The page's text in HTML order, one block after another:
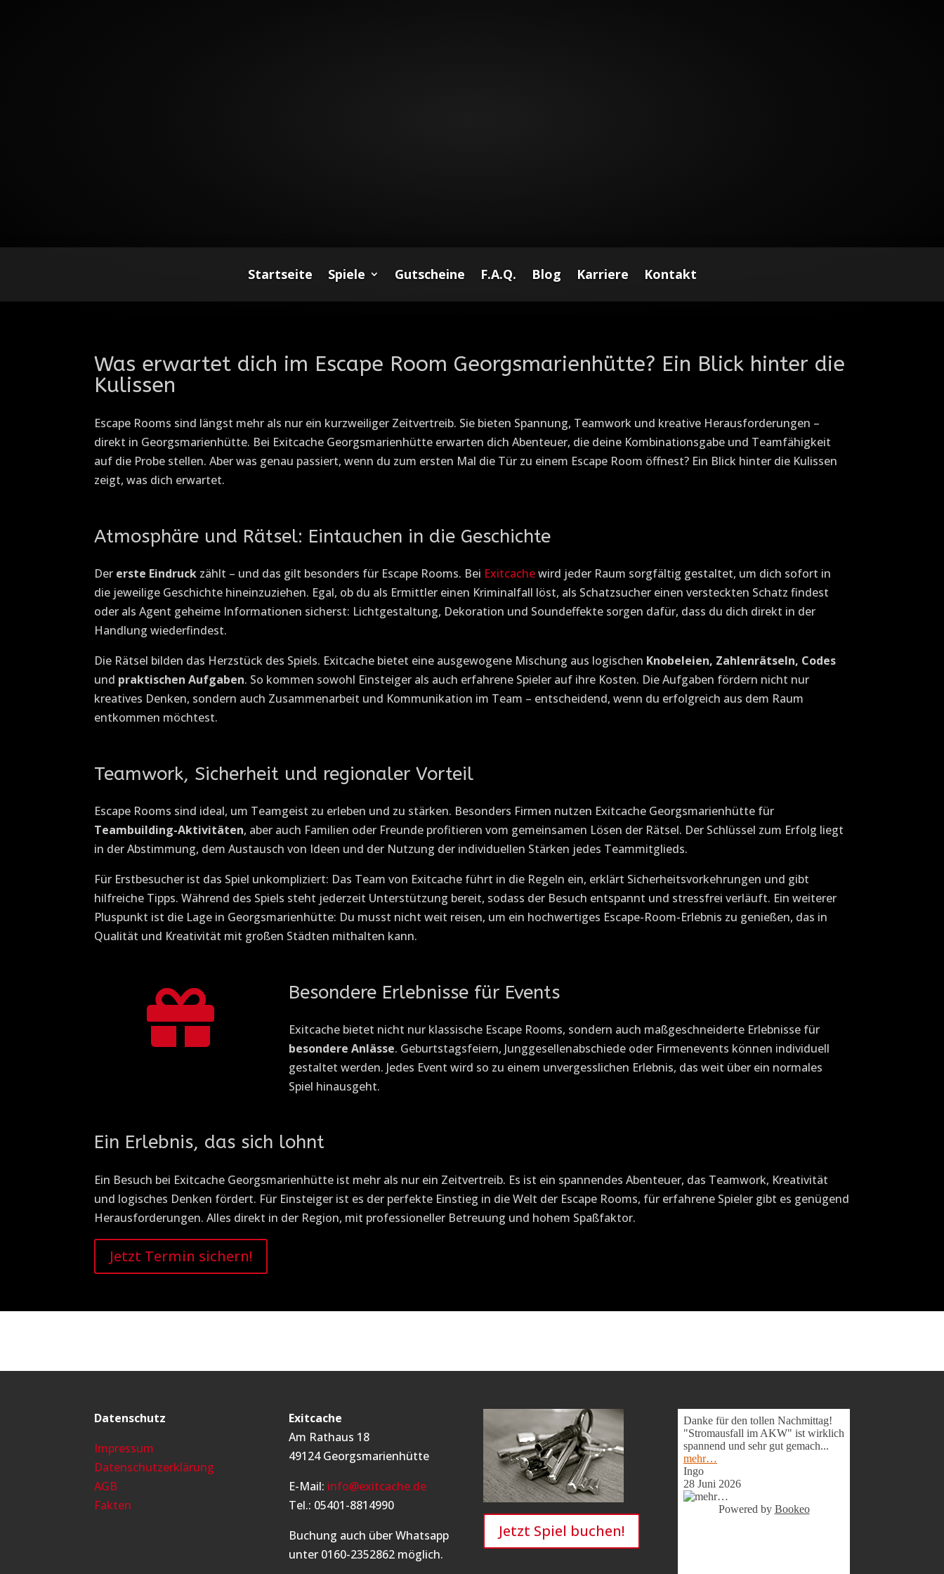
Startseite Spiele Gutscheine F.A.Q. Blog Karriere Kontakt
Was erwartet dich im Escape Room Georgsmarienhütte? Ein Blick hinter die
Kulissen
Escape Rooms sind längst mehr als nur ein kurzweiliger Zeitvertreib. Sie bieten Spannung, Teamwork und kreative Herausforderungen –
direkt in Georgsmarienhütte. Bei Exitcache Georgsmarienhütte erwarten dich Abenteuer, die deine Kombinationsgabe und Teamfähigkeit
auf die Probe stellen. Aber was genau passiert, wenn du zum ersten Mal die Tür zu einem Escape Room öffnest? Ein Blick hinter die Kulissen
zeigt, was dich erwartet.
Atmosphäre und Rätsel: Eintauchen in die Geschichte
Der erste Eindruck zählt – und das gilt besonders für Escape Rooms. Bei Exitcachewird jeder Raum sorgfältig gestaltet, um dich sofort in
die jeweilige Geschichte hineinzuziehen. Egal, ob du als Ermittler einen Kriminalfall löst, als Schatzsucher einen versteckten Schatz findest
oder als Agent geheime Informationen sicherst: Lichtgestaltung, Dekoration und Soundeffekte sorgen dafür, dass du dich direkt in der
Handlung wiederfindest.
Die Rätsel bilden das Herzstück des Spiels. Exitcache bietet eine ausgewogene Mischung aus logischen Knobeleien, Zahlenrätseln, Codes
und praktischen Aufgaben. So kommen sowohl Einsteiger als auch erfahrene Spieler auf ihre Kosten. Die Aufgaben fördern nicht nur
kreatives Denken, sondern auch Zusammenarbeit und Kommunikation im Team – entscheidend, wenn du erfolgreich aus dem Raum
entkommen möchtest.
Teamwork, Sicherheit und regionaler Vorteil
Escape Rooms sind ideal, um Teamgeist zu erleben und zu stärken. Besonders Firmen nutzen Exitcache Georgsmarienhütte für
Teambuilding-Aktivitäten, aber auch Familien oder Freunde profitieren vom gemeinsamen Lösen der Rätsel. Der Schlüssel zum Erfolg liegt
in der Abstimmung, dem Austausch von Ideen und der Nutzung der individuellen Stärken jedes Teammitglieds.
Für Erstbesucher ist das Spiel unkompliziert: Das Team von Exitcache führt in die Regeln ein, erklärt Sicherheitsvorkehrungen und gibt
hilfreiche Tipps. Während des Spiels steht jederzeit Unterstützung bereit, sodass der Besuch entspannt und stressfrei verläuft. Ein weiterer
Pluspunkt ist die Lage in Georgsmarienhütte: Du musst nicht weit reisen, um ein hochwertiges Escape-Room-Erlebnis zu genießen, das in
Qualität und Kreativität mit großen Städten mithalten kann.
 Besondere Erlebnisse für Events
Exitcache bietet nicht nur klassische Escape Rooms, sondern auch maßgeschneiderte Erlebnisse für
besondere Anlässe. Geburtstagsfeiern, Junggesellenabschiede oder Firmenevents können individuell
gestaltet werden. Jedes Event wird so zu einem unvergesslichen Erlebnis, das weit über ein normales
Spiel hinausgeht.
Ein Erlebnis, das sich lohnt
Ein Besuch bei Exitcache Georgsmarienhütte ist mehr als nur ein Zeitvertreib. Es ist ein spannendes Abenteuer, das Teamwork, Kreativität
und logisches Denken fördert. Für Einsteiger ist es der perfekte Einstieg in die Welt der Escape Rooms, für erfahrene Spieler gibt es genügend
Herausforderungen. Alles direkt in der Region, mit professioneller Betreuung und hohem Spaßfaktor.
Jetzt Termin sichern!
Datenschutz
Impressum
Datenschutzerklärung
AGB
Fakten
Exitcache
Am Rathaus 18
49124 Georgsmarienhütte
E-Mail: info@exitcache.de
Tel.: 05401-8814990
Buchung auch über Whatsapp
unter 0160-2352862 möglich.
Jetzt Spiel buchen!